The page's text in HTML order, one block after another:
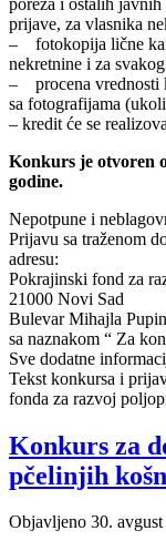
prijave, za vlasnika
– fotokopija lične
nekretnine i za
– procena vrednosti
sa fotografijama
– kredit će se
Konkurs je otvoren
godine.
Nepotpune i
Prijavu sa traženom
adresu:
Pokrajinski fond za
21000 Novi Sad
Bulevar Mihajla
sa naznakom “ Za
Sve dodatne
Tekst konkursa i
fonda za razvoj
Konkurs za
pčelinjih
Objavljeno 30. avgust